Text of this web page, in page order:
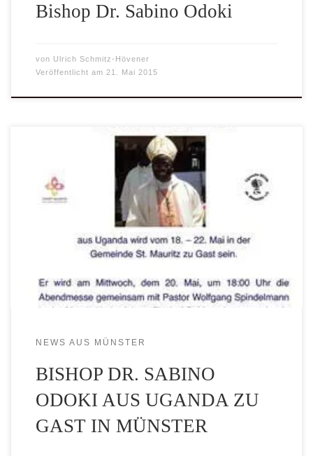
Bishop Dr. Sabino Odoki
von Ulrich Schmitz-Hövener
Veröffentlicht am 21. Mai 2015
Bischof Dr. Sabino Odoki aus Uganda wird vom 18. – 22.
Mai in der Gemeinde St. Mauritz in Münster zu Gast sein;
viele werden sich an ihn erinnern. Als junger Priester hat er
immer wieder die Gemeinde St. Mauritz in Münster
besucht, die Uganda-Hilfe St. Mauritz ins Leben gerufen
NEWS AUS MÜNSTER
BISHOP DR. SABINO
ODOKI AUS UGANDA ZU
GAST IN MÜNSTER